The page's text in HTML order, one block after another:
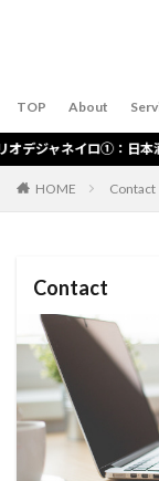
TOP About
ネイロ①：日本酒文
HOME Contact
Contact